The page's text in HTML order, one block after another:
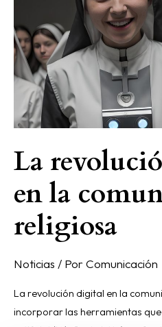
La
en la
religiosa
Noticias / Por Comunicación
La revolución digital en la
incorporar las herramientas
la
comunicación
religiosa